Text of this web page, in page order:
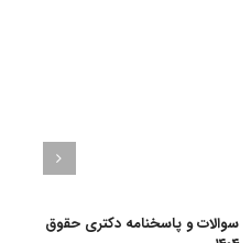
سوالات و پاسخنامه دکتری حقوق